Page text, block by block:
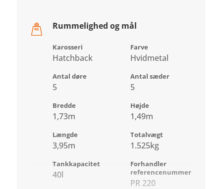
Rummelighed og mål
Karosseri
Hatchback
Farve
Hvidmetal
Antal døre
5
Antal sæder
5
Bredde
1,73m
Højde
1,49m
Længde
3,95m
Totalvægt
1.525kg
Tankkapacitet
40l
Forhandler
referencenummer
PR 220